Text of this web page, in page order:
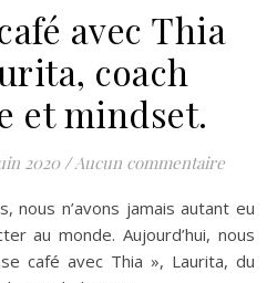
avec Thia
coach
et mindset.
2020 / Aucun commentaire
au monde. Aujourd’hui, nous
café avec Thia », Laurita, du